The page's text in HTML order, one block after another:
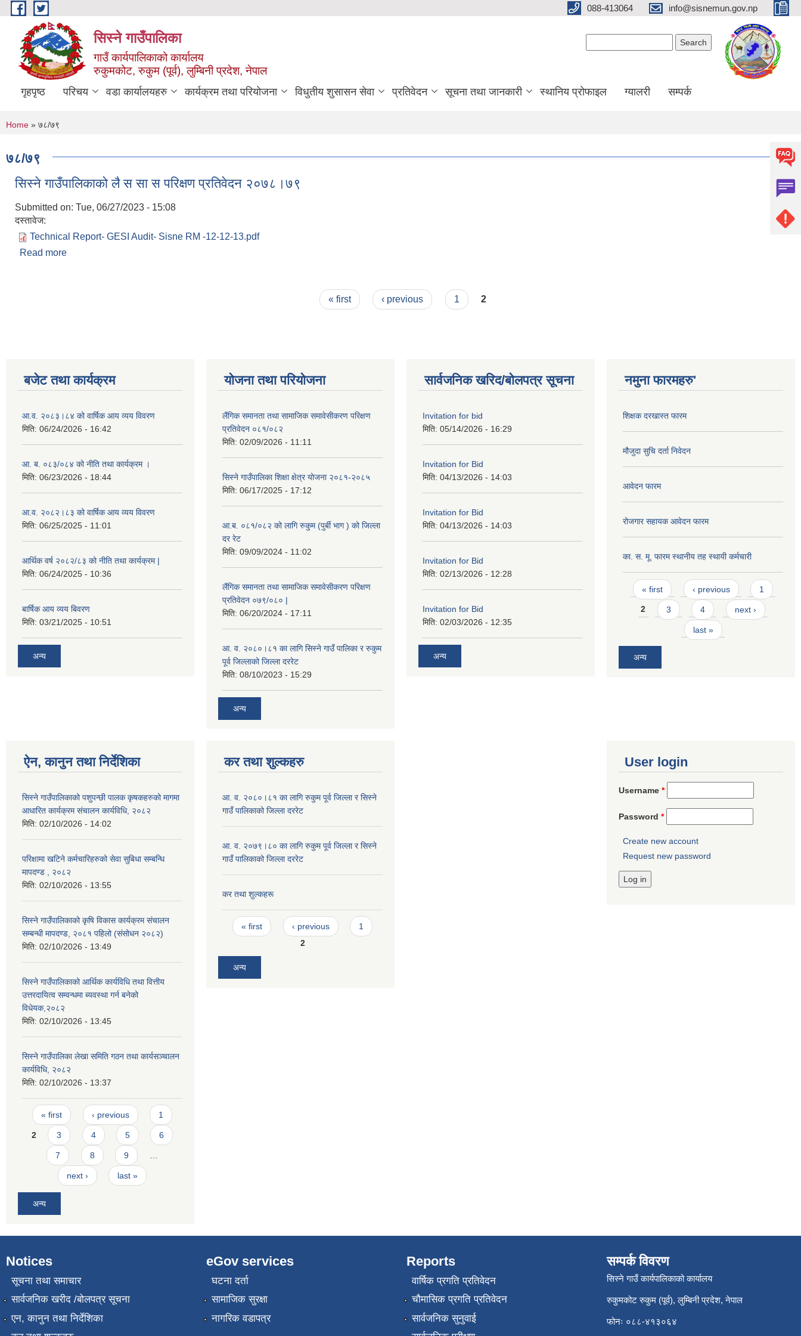
Skip to main content 088-413064 info@sisnemun.gov.np
सिस्ने गाउँपालिका
गाउँ कार्यपालिकाको कार्यालय
रुकुमकोट, रुकुम (पूर्व), लुम्बिनी प्रदेश, नेपाल
गृहपृष्ठ परिचय वडा कार्यालयहरु कार्यक्रम तथा परियोजना विधुतीय शुसासन सेवा प्रतिवेदन सूचना तथा जानकारी स्थानिय प्रोफाइल ग्यालरी सम्पर्क
You are here
Home » ७८/७९
७८/७९
सिस्ने गाउँपालिकाको लै स सा स परिक्षण प्रतिवेदन २०७८।७९
Submitted on: Tue, 06/27/2023 - 15:08
दस्तावेज:
Technical Report- GESI Audit- Sisne RM -12-12-13.pdf
Read more
« first ‹ previous 1 2
बजेट तथा कार्यक्रम
आ.व. २०८३।८४ को वार्षिक आय व्यय विवरण
मिति: 06/24/2026 - 16:42
आ. ब. ०८३/०८४ को नीति तथा कार्यक्रम ।
मिति: 06/23/2026 - 18:44
आ.व. २०८२।८३ को वार्षिक आय व्यय विवरण
मिति: 06/25/2025 - 11:01
आर्थिक वर्ष २०८२/८३ को नीति तथा कार्यक्रम |
मिति: 06/24/2025 - 10:36
बार्षिक आय व्यय बिवरण
मिति: 03/21/2025 - 10:51
अन्य
योजना तथा परियोजना
लैंगिक समानता तथा सामाजिक समावेसीकरण परिक्षण
प्रतिवेदन ०८१/०८२
मिति: 02/09/2026 - 11:11
सिस्ने गाउँपालिका शिक्षा क्षेत्र योजना २०८१-२०८५
मिति: 06/17/2025 - 17:12
आ.ब. ०८१/०८२ को लागि रुकुम (पुर्बी भाग ) को जिल्ला
दर रेट
मिति: 09/09/2024 - 11:02
लैंगिक समानता तथा सामाजिक समावेसीकरण परिक्षण
प्रतिवेदन ०७९/०८० |
मिति: 06/20/2024 - 17:11
आ. व. २०८०।८१ का लागि सिस्ने गाउँ पालिका र रुकुम
पूर्व जिल्लाको जिल्ला दररेट
मिति: 08/10/2023 - 15:29
अन्य
सार्वजनिक खरिद/बोलपत्र सूचना
Invitation for bid
मिति: 05/14/2026 - 16:29
Invitation for Bid
मिति: 04/13/2026 - 14:03
Invitation for Bid
मिति: 04/13/2026 - 14:03
Invitation for Bid
मिति: 02/13/2026 - 12:28
Invitation for Bid
मिति: 02/03/2026 - 12:35
अन्य
नमुना फारमहरु'
शिक्षक दरखास्त फारम
मौजुदा सुचि दर्ता निवेदन
आवेदन फारम
रोजगार सहायक आवेदन फारम
का. स. मू. फारम स्थानीय तह स्थायी कर्मचारी
Pages
« first ‹ previous 1
2 3 4 next ›
last »
अन्य
ऐन, कानुन तथा निर्देशिका
सिस्ने गाउँपालिकाको पशुपन्छी पालक कृषकहरुको मागमा
आधारित कार्यक्रम संचालन कार्यविधि, २०८२
मिति: 02/10/2026 - 14:02
परिक्षामा खटिने कर्मचारिहरुको सेवा सुबिधा सम्बन्धि
मापदण्ड , २०८२
मिति: 02/10/2026 - 13:55
सिस्ने गाउँपालिकाको कृषि विकास कार्यक्रम संचालन
सम्बन्धी मापदण्ड, २०८१ पहिलो (संसोधन २०८२)
मिति: 02/10/2026 - 13:49
सिस्ने गाउँपालिकाको आर्थिक कार्यविधि तथा वित्तीय
उत्तरदायित्व सम्वन्धमा ब्यवस्था गर्न बनेको
विधेयक,२०८२
मिति: 02/10/2026 - 13:45
सिस्ने गाउँपालिका लेखा समिति गठन तथा कार्यसञ्चालन
कार्यविधि, २०८२
मिति: 02/10/2026 - 13:37
Pages
« first ‹ previous 1
2 3 4 5 6
7 8 9
next › last »
अन्य
कर तथा शुल्कहरु
आ. व. २०८०।८१ का लागि रुकुम पूर्व जिल्ला र सिस्ने
गाउँ पालिकाको जिल्ला दररेट
आ. व. २०७९।८० का लागि रुकुम पूर्व जिल्ला र सिस्ने
गाउँ पालिकाको जिल्ला दररेट
कर तथा शुल्कहरू
Pages
« first ‹ previous
1
2
अन्य
User login
Username *
Password *
Create new account
Request new password
Notices
सूचना तथा समाचार
सार्वजनिक खरीद /बोलपत्र सूचना
एन, कानुन तथा निर्देशिका
eGov services
घटना दर्ता
सामाजिक सुरक्षा
नागरिक वडापत्र
Reports
वार्षिक प्रगति प्रतिवेदन
चौमासिक प्रगति प्रतिवेदन
सार्वजनिक सुनुवाई
सम्पर्क विवरण
सिस्ने गाउँ कार्यपालिकाको कार्यालय
रुकुमकोट रुकुम (पूर्व), लुम्बिनी प्रदेश, नेपाल
फोनः ०८८-४१३०६४